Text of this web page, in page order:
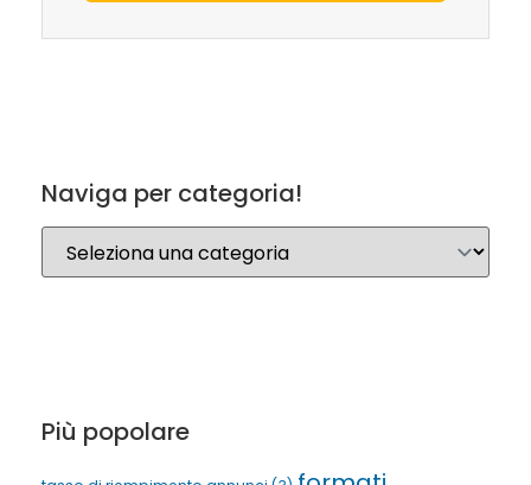
Naviga per categoria!
Più popolare